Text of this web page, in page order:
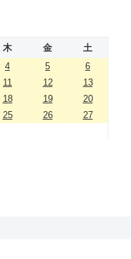
木 金
土
4 5
6
11 12
13
18 19
20
25 26
27